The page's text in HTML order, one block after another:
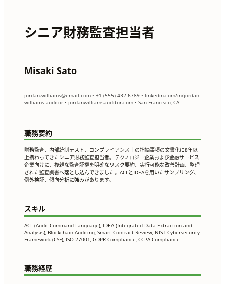
シニア財務監査担当者
Misaki Sato
jordan.williams@email.com • +1 (555) 432-6789 • linkedin.com/in/jordan-
williams-auditor • jordanwilliamsauditor.com • San Francisco, CA
職務要約
財務監査、内部統制テスト、コンプライアンス上の指摘事項の文書化に8年以
上携わってきたシニア財務監査担当者。テクノロジー企業および金融サービス
企業向けに、複雑な監査証拠を明確なリスク要約、実行可能な改善計画、整理
された監査調書へ落とし込んできました。ACLとIDEAを用いたサンプリング、
例外検証、傾向分析に強みがあります。
スキル
ACL (Audit Command Language), IDEA (Integrated Data Extraction and
Analysis), Blockchain Auditing, Smart Contract Review, NIST Cybersecurity
Framework (CSF), ISO 27001, GDPR Compliance, CCPA Compliance
職務経歴